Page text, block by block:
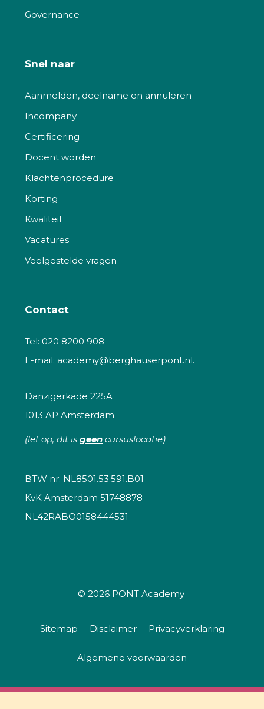
Governance
Snel naar
Aanmelden, deelname en annuleren
Incompany
Certificering
Docent worden
Klachtenprocedure
Korting
Kwaliteit
Vacatures
Veelgestelde vragen
Contact
Tel: 020 8200 908
E-mail: academy@berghauserpont.nl.
Danzigerkade 225A
1013 AP Amsterdam
(let op, dit is geen cursuslocatie)
BTW nr: NL8501.53.591.B01
KvK Amsterdam 51748878
NL42RABO0158444531
© 2026 PONT Academy
Sitemap Disclaimer Privacyverklaring
Algemene voorwaarden